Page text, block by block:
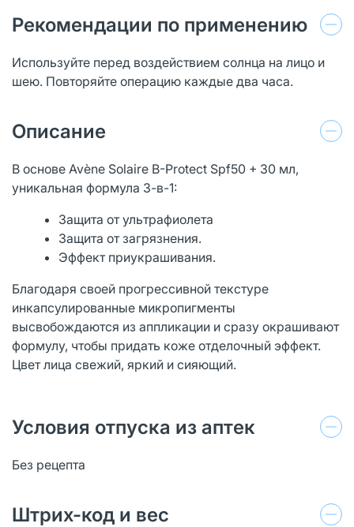
Рекомендации по применению
Используйте перед воздействием солнца на лицо и
шею. Повторяйте операцию каждые два часа.
Описание
В основе Avène Solaire B-Protect Spf50 + 30 мл,
уникальная формула 3-в-1:
Защита от ультрафиолета
Защита от загрязнения.
Эффект приукрашивания.
Благодаря своей прогрессивной текстуре
инкапсулированные микропигменты
высвобождаются из аппликации и сразу окрашивают
формулу, чтобы придать коже отделочный эффект.
Цвет лица свежий, яркий и сияющий.
Условия отпуска из аптек
Без рецепта
Штрих-код и вес